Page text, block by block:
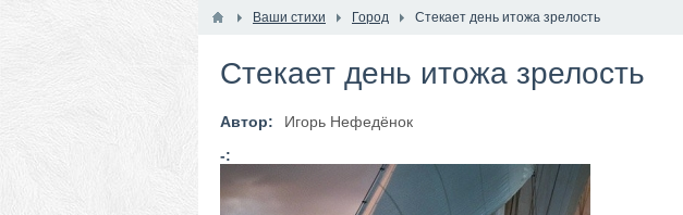
Ваши стихи Город Стекает день итожа зрелость
Стекает день итожа зрелость
Автор:
Игорь Нефедёнок
-: